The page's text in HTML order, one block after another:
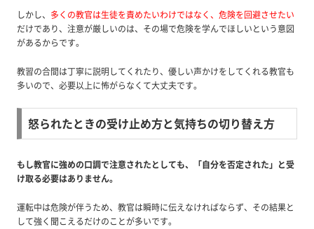
しかし、 多くの教官は生徒を責めたいわけではなく、危険を回避させたい
だけであり、注意が厳しいのは、その場で危険を学んでほしいという意図
があるからです。
教習の合間は丁寧に説明してくれたり、優しい声かけをしてくれる教官も
多いので、必要以上に怖がらなくて大丈夫です。
怒られたときの受け止め方と気持ちの切り替え方
もし教官に強めの口調で注意されたとしても、「自分を否定された」と受
け取る必要はありません。
運転中は危険が伴うため、教官は瞬時に伝えなければならず、その結果と
して強く聞こえるだけのことが多いです。